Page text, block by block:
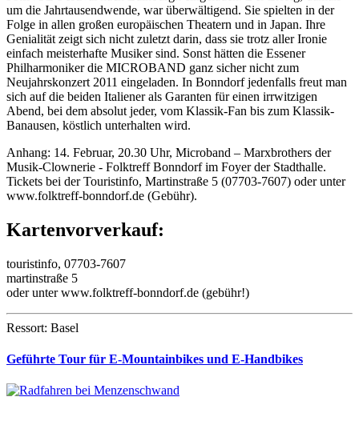
um die Jahrtausendwende, war überwältigend. Sie spielten in der
Folge in allen großen europäischen Theatern und in Japan. Ihre
Genialität zeigt sich nicht zuletzt darin, dass sie trotz aller Ironie
einfach meisterhafte Musiker sind. Sonst hätten die Essener
Philharmoniker die MICROBAND ganz sicher nicht zum
Neujahrskonzert 2011 eingeladen. In Bonndorf jedenfalls freut man
sich auf die beiden Italiener als Garanten für einen irrwitzigen
Abend, bei dem absolut jeder, vom Klassik-Fan bis zum Klassik-
Banausen, köstlich unterhalten wird.
Anhang: 14. Februar, 20.30 Uhr, Microband – Marxbrothers der
Musik-Clownerie - Folktreff Bonndorf im Foyer der Stadthalle.
Tickets bei der Touristinfo, Martinstraße 5 (07703-7607) oder unter
www.folktreff-bonndorf.de (Gebühr).
Kartenvorverkauf:
touristinfo, 07703-7607
martinstraße 5
oder unter www.folktreff-bonndorf.de (gebühr!)
Ressort: Basel
Geführte Tour für E-Mountainbikes und E-Handbikes